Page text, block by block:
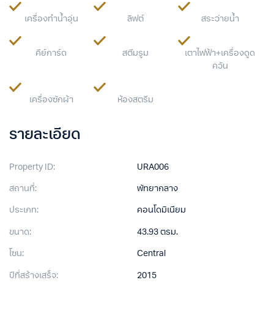
เครื่องทำน้ำอุ่น ลิฟต์ สระว่ายน้ำ
คีย์การ์ด สตีมรูม
เตาไฟฟ้า+เครื่องดูด
ควัน
เครื่องซักผ้า ห้องสตรีม
รายละเอียด
Property ID: URA006
สถานที่: พัทยากลาง
ประเภท: คอนโดมิเนียม
ขนาด: 43.93 ตรม.
โซน: Central
ปีที่สร้างเสร็จ: 2015